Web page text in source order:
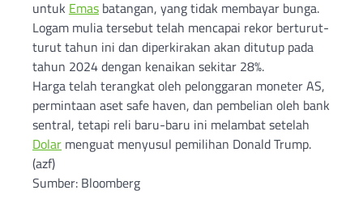
untuk Emas batangan, yang tidak membayar bunga.
Logam mulia tersebut telah mencapai rekor berturut-
turut tahun ini dan diperkirakan akan ditutup pada
tahun 2024 dengan kenaikan sekitar 28%.
Harga telah terangkat oleh pelonggaran moneter AS,
permintaan aset safe haven, dan pembelian oleh bank
sentral, tetapi reli baru-baru ini melambat setelah
Dolar menguat menyusul pemilihan Donald Trump.
(azf)
Sumber: Bloomberg